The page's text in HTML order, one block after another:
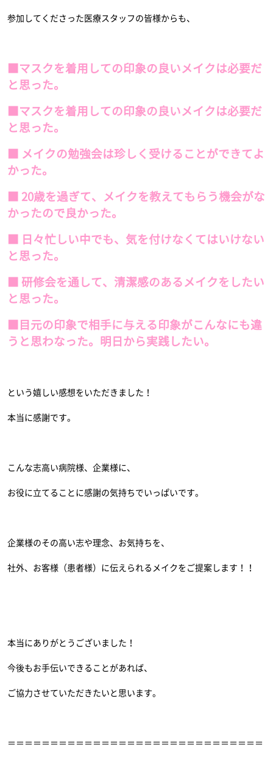
参加してくださった医療スタッフの皆様からも、
■マスクを着用しての印象の良いメイクは必要だ
と思った。
■マスクを着用しての印象の良いメイクは必要だ
と思った。
■ メイクの勉強会は珍しく受けることができてよ
かった。
■ 20歳を過ぎて、メイクを教えてもらう機会がな
かったので良かった。
■ 日々忙しい中でも、気を付けなくてはいけない
と思った。
■ 研修会を通して、清潔感のあるメイクをしたい
と思った。
■目元の印象で相手に与える印象がこんなにも違
うと思わなった。明日から実践したい。
という嬉しい感想をいただきました！
本当に感謝です。
こんな志高い病院様、企業様に、
お役に立てることに感謝の気持ちでいっぱいです。
企業様のその高い志や理念、お気持ちを、
社外、お客様（患者様）に伝えられるメイクをご提案します！！
本当にありがとうございました！
今後もお手伝いできることがあれば、
ご協力させていただきたいと思います。
＝＝＝＝＝＝＝＝＝＝＝＝＝＝＝＝＝＝＝＝＝＝＝＝＝＝＝＝＝＝